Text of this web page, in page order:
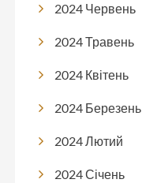
2024 Червень
2024 Травень
2024 Квітень
2024 Березень
2024 Лютий
2024 Січень